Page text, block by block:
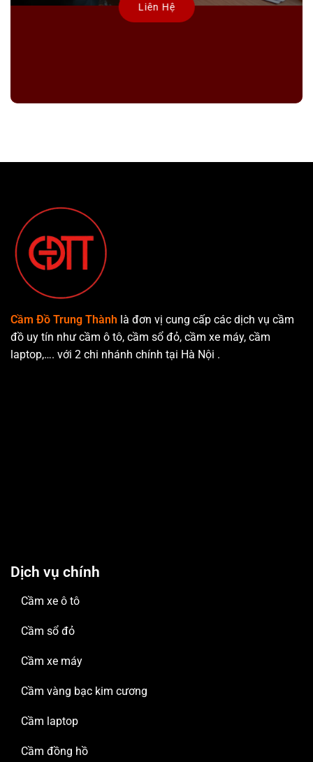
Liên Hệ
Cầm Đồ Trung Thành là đơn vị cung cấp các dịch vụ cầm
đồ uy tín như cầm ô tô, cầm sổ đỏ, cầm xe máy, cầm
laptop,…. với 2 chi nhánh chính tại Hà Nội .
Dịch vụ chính
Cầm xe ô tô
Cầm sổ đỏ
Cầm xe máy
Cầm vàng bạc kim cương
Cầm laptop
Cầm đồng hồ